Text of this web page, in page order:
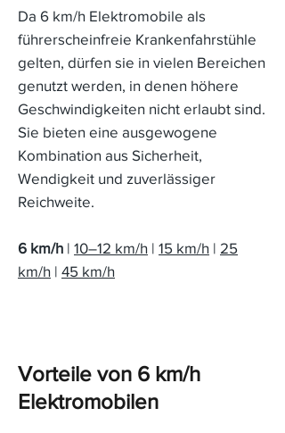
Da 6 km/h Elektromobile als
führerscheinfreie Krankenfahrstühle
gelten, dürfen sie in vielen Bereichen
genutzt werden, in denen höhere
Geschwindigkeiten nicht erlaubt sind.
Sie bieten eine ausgewogene
Kombination aus Sicherheit,
Wendigkeit und zuverlässiger
Reichweite.
6 km/h | 10–12 km/h | 15 km/h | 25
km/h | 45 km/h
Vorteile von 6 km/h
Elektromobilen